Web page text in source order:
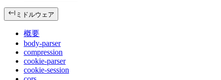
ミドルウェア
概要
body-parser
compression
cookie-parser
cookie-session